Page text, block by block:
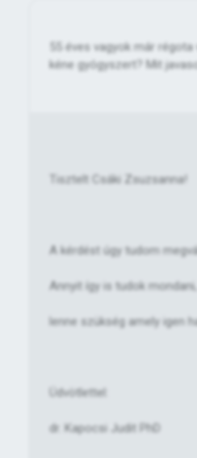
55 éves vagyok már
kéne gyógyszert? Mit
Tisztelt Csáki Zsuzsanna!
A kérdést úgy tudom
Annyit így is tudok
lenne szükség amely igen
Üdvötlettel:
dr. Kapocsi Judit PhD